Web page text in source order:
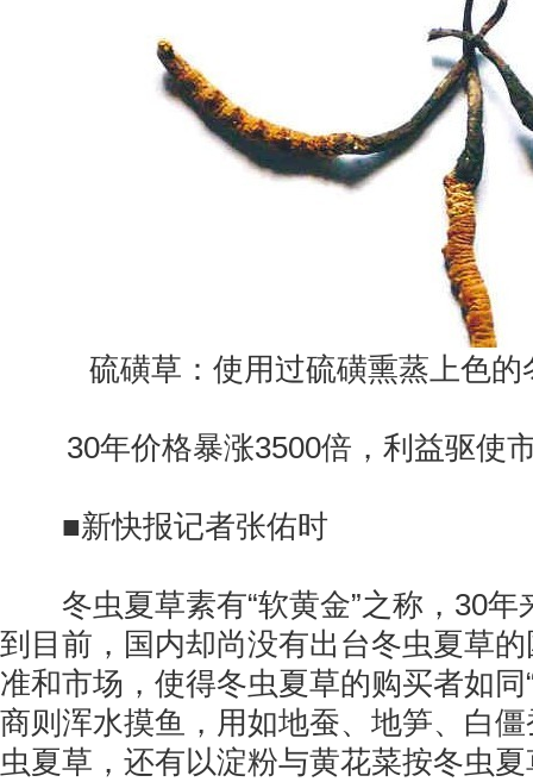
硫磺草：使用过硫磺熏蒸上色的
30年价格暴涨3500倍，利益驱使
■新快报记者张佑时
冬虫夏草素有“软黄金”之称，30年
到目前，国内却尚没有出台冬虫夏草
准和市场，使得冬虫夏草的购买者如同
商则浑水摸鱼，用如地蚕、地笋、白
虫夏草，还有以淀粉与黄花菜按冬虫